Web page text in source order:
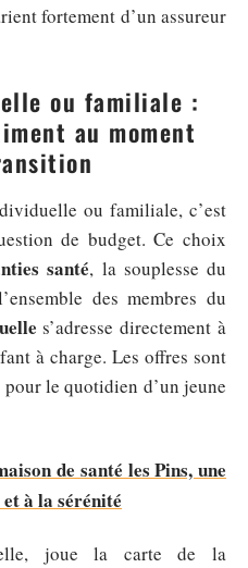
fortement d’un assureur
ou familiale :
au moment
ou familiale, c’est
de budget. Ce choix
santé, la souplesse du
des membres du
s’adresse directement à
à charge. Les offres sont
le quotidien d’un jeune
de santé les Pins, une
à la sérénité
joue la carte de la